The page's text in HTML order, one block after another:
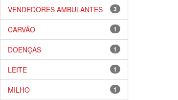
3
VENDEDORES AMBULANTES
1
CARVÃO
1
DOENÇAS
1
LEITE
1
MILHO